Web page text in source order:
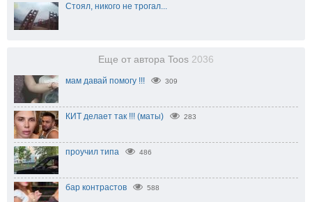
Стоял, никого не трогал...
Еще от автора Toos 2036
мам давай помогу !!! 309
КИТ делает так !!! (маты) 283
проучил типа 486
бар контрастов 588